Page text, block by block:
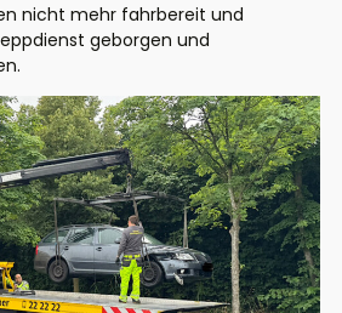
nicht mehr fahrbereit und
geborgen und